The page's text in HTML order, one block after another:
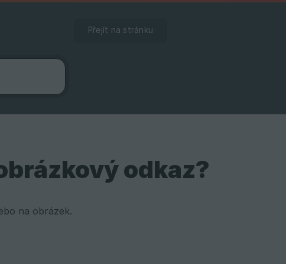
Přejít na stránku
odkaz?
na obrázek.